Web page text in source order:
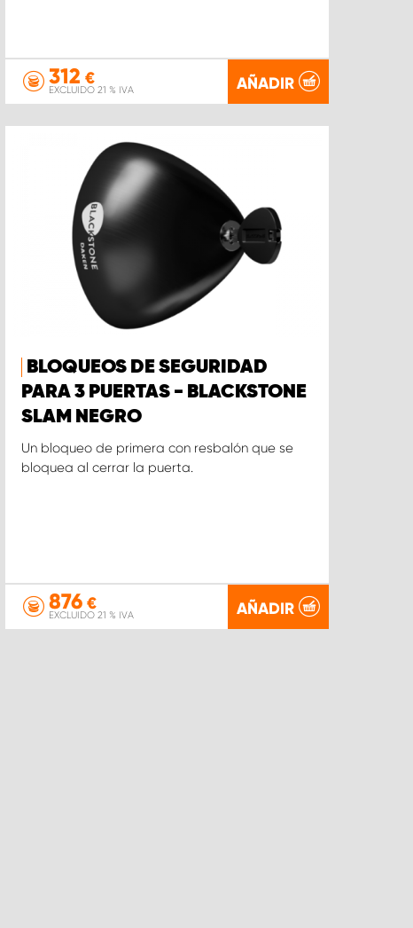
312 €
EXCLUIDO 21 % IVA AÑADIR
BLOQUEOS DE SEGURIDAD
PARA 3 PUERTAS - BLACKSTONE
SLAM NEGRO
Un bloqueo de primera con resbalón que se
bloquea al cerrar la puerta.
876 €
EXCLUIDO 21 % IVA AÑADIR